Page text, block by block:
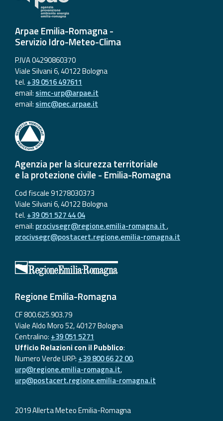
Arpae Emilia-Romagna -
Servizio Idro-Meteo-Clima
P.IVA 04290860370
Viale Silvani 6, 40122 Bologna
tel. +39 0516 497611
email: simc-urp@arpae.it
email: simc@pec.arpae.it
Agenzia per la sicurezza territoriale
e la protezione civile - Emilia-Romagna
Cod fiscale 91278030373
Viale Silvani 6, 40122 Bologna
tel. +39 051 527 44 04
email: procivsegr@regione.emilia-romagna.it,
procivsegr@postacert.regione.emilia-romagna.it
Regione Emilia-Romagna
CF 800.625.903.79
Viale Aldo Moro 52, 40127 Bologna
Centralino: +39 051 5271
Ufficio Relazioni con il Pubblico:
Numero Verde URP: +39 800 66 22 00,
urp@regione.emilia-romagna.it,
urp@postacert.regione.emilia-romagna.it
2019 Allerta Meteo Emilia-Romagna